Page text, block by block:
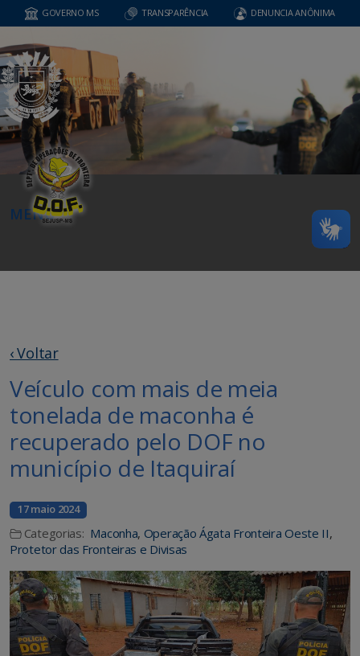
GOVERNO MS TRANSPARÊNCIA DENUNCIA ANÔNIMA
MENU
‹ Voltar
Veículo com mais de meia
tonelada de maconha é
recuperado pelo DOF no
município de Itaquiraí
17 maio 2024
Categorias: Maconha, Operação Ágata Fronteira Oeste II,
Protetor das Fronteiras e Divisas